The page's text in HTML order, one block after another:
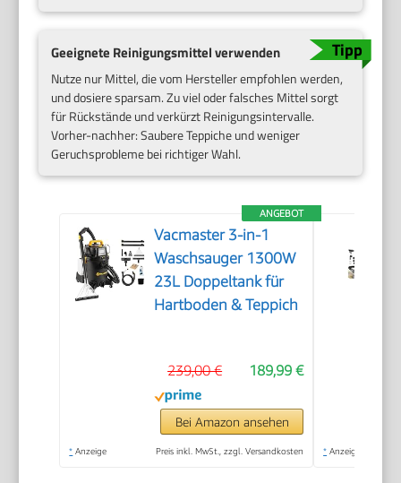
Geeignete Reinigungsmittel verwenden
Nutze nur Mittel, die vom Hersteller empfohlen werden,
und dosiere sparsam. Zu viel oder falsches Mittel sorgt
für Rückstände und verkürzt Reinigungsintervalle.
Vorher-nachher: Saubere Teppiche und weniger
Geruchsprobleme bei richtiger Wahl.
ANGEBOT
Vacmaster 3-in-1
Waschsauger 1300W
23L Doppeltank für
Hartboden & Teppich
189,99 €
239,00 €
Bei Amazon ansehen
* Anzeige Preis inkl. MwSt., zzgl. Versandkosten * Anzeige